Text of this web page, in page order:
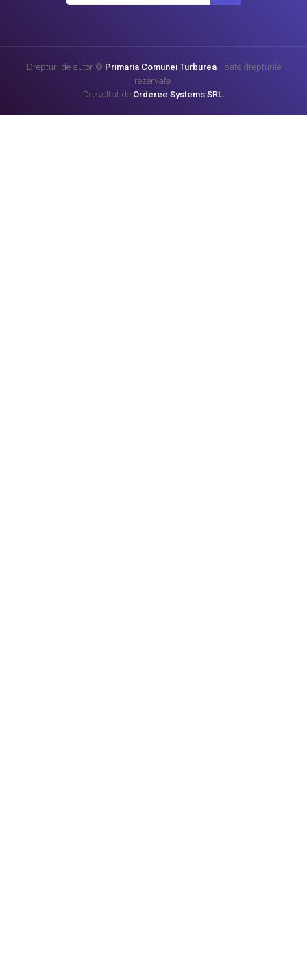
Drepturi de autor © Primaria Comunei Turburea. Toate drepturile
rezervate.
Dezvoltat de Orderee Systems SRL.